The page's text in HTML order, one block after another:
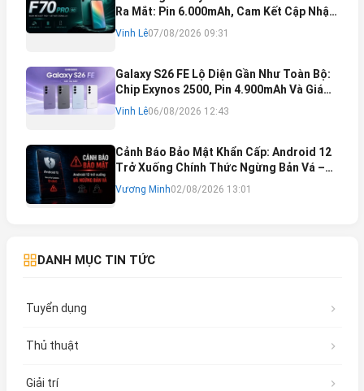
Ra Mắt: Pin 6.000mAh, Cam Kết Cập Nhật
Phần Mềm 6 Năm
Vinh Lê07/08/2026 09:31
Galaxy S26 FE Lộ Diện Gần Như Toàn Bộ:
Chip Exynos 2500, Pin 4.900mAh Và Giá
Bán Dự Kiến
Vinh Lê06/08/2026 12:43
Cảnh Báo Bảo Mật Khẩn Cấp: Android 12
Trở Xuống Chính Thức Ngừng Bản Vá –
Rủi Ro Mất Tài Khoản Ngân Hàng & Cách
Khắc Phục
Vương Minh02/08/2026 13:01
DANH MỤC TIN TỨC
Tuyển dụng
Thủ thuật
Giải trí